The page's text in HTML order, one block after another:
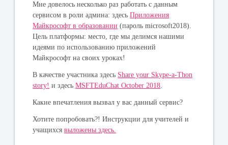
Мне довелось несколько раз работать с данным
сервисом в роли админа: здесьПриложения
Майкрософт в образовании (пароль microsoft2018).
Цель платформы: место, где мы делимся нашими
идеями по использованию приложений
Майкрософт на своих уроках!
В качестве участника здесь Share your Skype-a-Thon
story! и здесьMSFTEduChat October 2018.
Какие впечатления вызвал у вас данный сервис?
Хотите попробовать?! Инструкции для учителей и
учащихсявыложены здесь.